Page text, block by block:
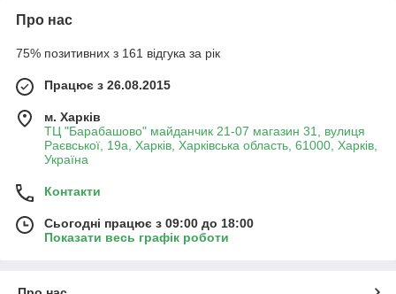
Про нас
75% позитивних з 161 відгука за рік
Працює з 26.08.2015
м. Харків
ТЦ "Барабашово" майданчик 21-07 магазин 31, вулиця
Раєвської, 19а, Харків, Харківська область, 61000, Харків,
Україна
Контакти
Сьогодні працює з 09:00 до 18:00
Показати весь графік роботи